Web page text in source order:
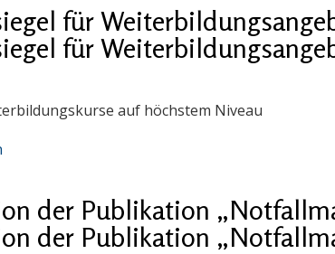
für
für
auf höchstem Niveau
der Publikation
der Publikation